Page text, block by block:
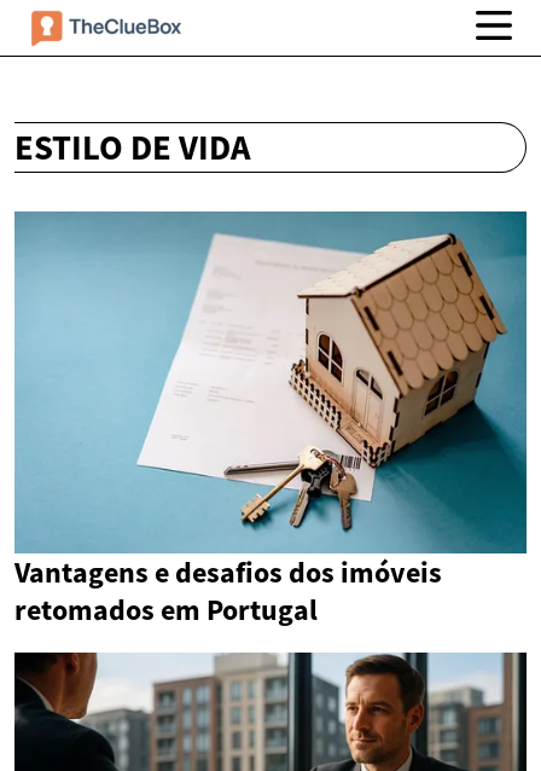
ESTILO DE VIDA
Vantagens e desafios dos imóveis
retomados em Portugal